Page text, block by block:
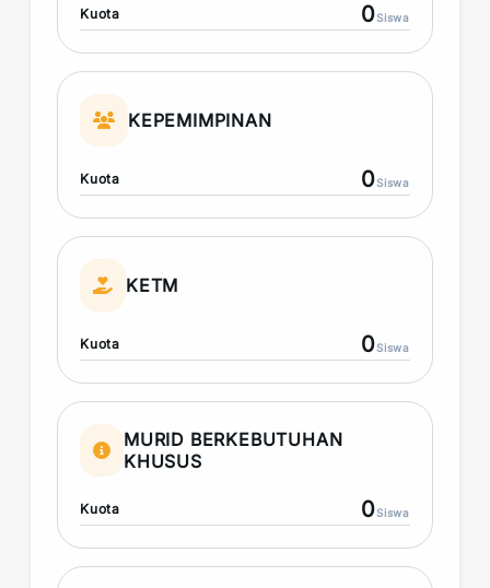
Kuota 0Siswa
KEPEMIMPINAN
Kuota 0Siswa
KETM
Kuota 0Siswa
MURID BERKEBUTUHAN
KHUSUS
Kuota 0Siswa